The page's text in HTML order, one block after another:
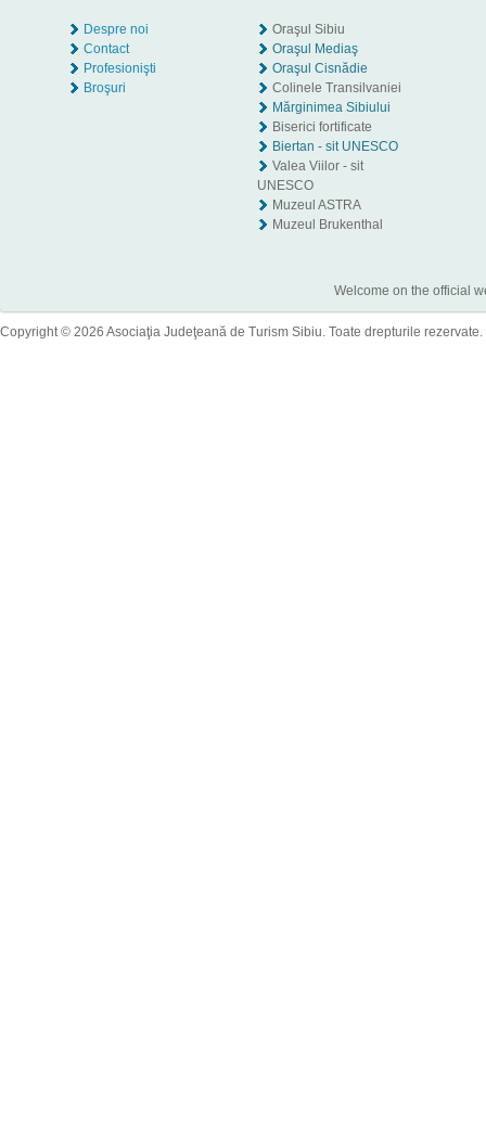
Despre noi
Contact
Profesionişti
Broşuri
Oraşul Sibiu
Oraşul Mediaş
Oraşul Cisnădie
Colinele Transilvaniei
Mărginimea Sibiului
Biserici fortificate
Biertan - sit UNESCO
Valea Viilor - sit
UNESCO
Muzeul ASTRA
Muzeul Brukenthal
Welcome on the official
Copyright © 2026 Asociaţia Judeţeană de Turism Sibiu. Toate drepturile rezervate.